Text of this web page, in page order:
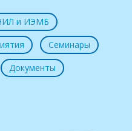
и ИЭМБ
Семинары
Документы